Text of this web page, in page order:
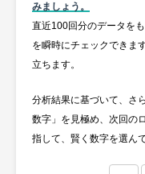
みましょう。
直近100回分のデータを
を瞬時にチェックできま
立ちます。
分析結果に基づいて、さ
数字」を見極め、次回の
指して、賢く数字を選ん